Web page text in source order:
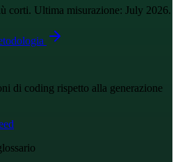
corti. Ultima misurazione: July 2026.
di coding rispetto alla generazione